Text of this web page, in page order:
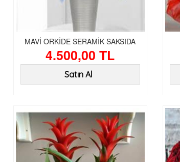
MAVİ ORKİDE SERAMİK SAKSIDA
4.500,00 TL
Satın Al